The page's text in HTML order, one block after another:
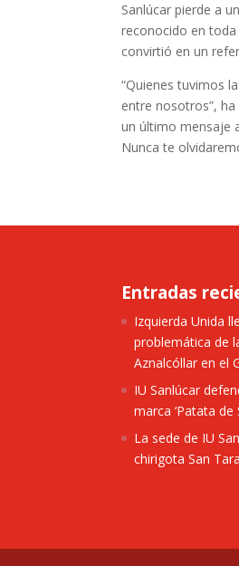
Sanlúcar pierde a
reconocido en toda
convirtió en un
“Quienes tuvimos
entre nosotros”,
un último mensaje
Nunca te
Entradas
Izquierda Unida
problemática de
Aznalcóllar en el
IU Sanlúcar
marca ‘Patata de
La sede de IU
chirigota San